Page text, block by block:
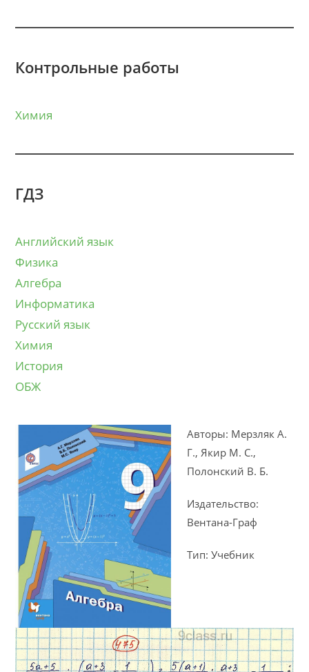
Контрольные работы
Химия
ГДЗ
Английский язык
Физика
Алгебра
Информатика
Русский язык
Химия
История
ОБЖ
Авторы: Мерзляк А.
Г., Якир М. С.,
Полонский В. Б.
Издательство:
Вентана-Граф
Тип: Учебник